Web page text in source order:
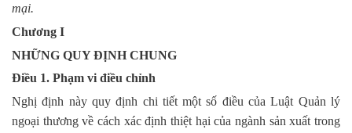
mại.
Chương I
NHỮNG QUY ĐỊNH CHUNG
Điều 1. Phạm vi điều chỉnh
Nghị định này quy định chi tiết một số điều của Luật Quản lý
ngoại thương về cách xác định thiệt hại của ngành sản xuất trong